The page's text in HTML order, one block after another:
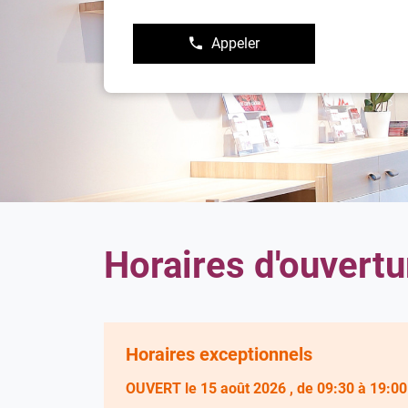
Appeler
Afficher
le
de
téléphone
du
point
de
vente
Damart
Horaires
Horaires exceptionnels
OUVERT le 15 août 2026 , de 09:30 à 19:00